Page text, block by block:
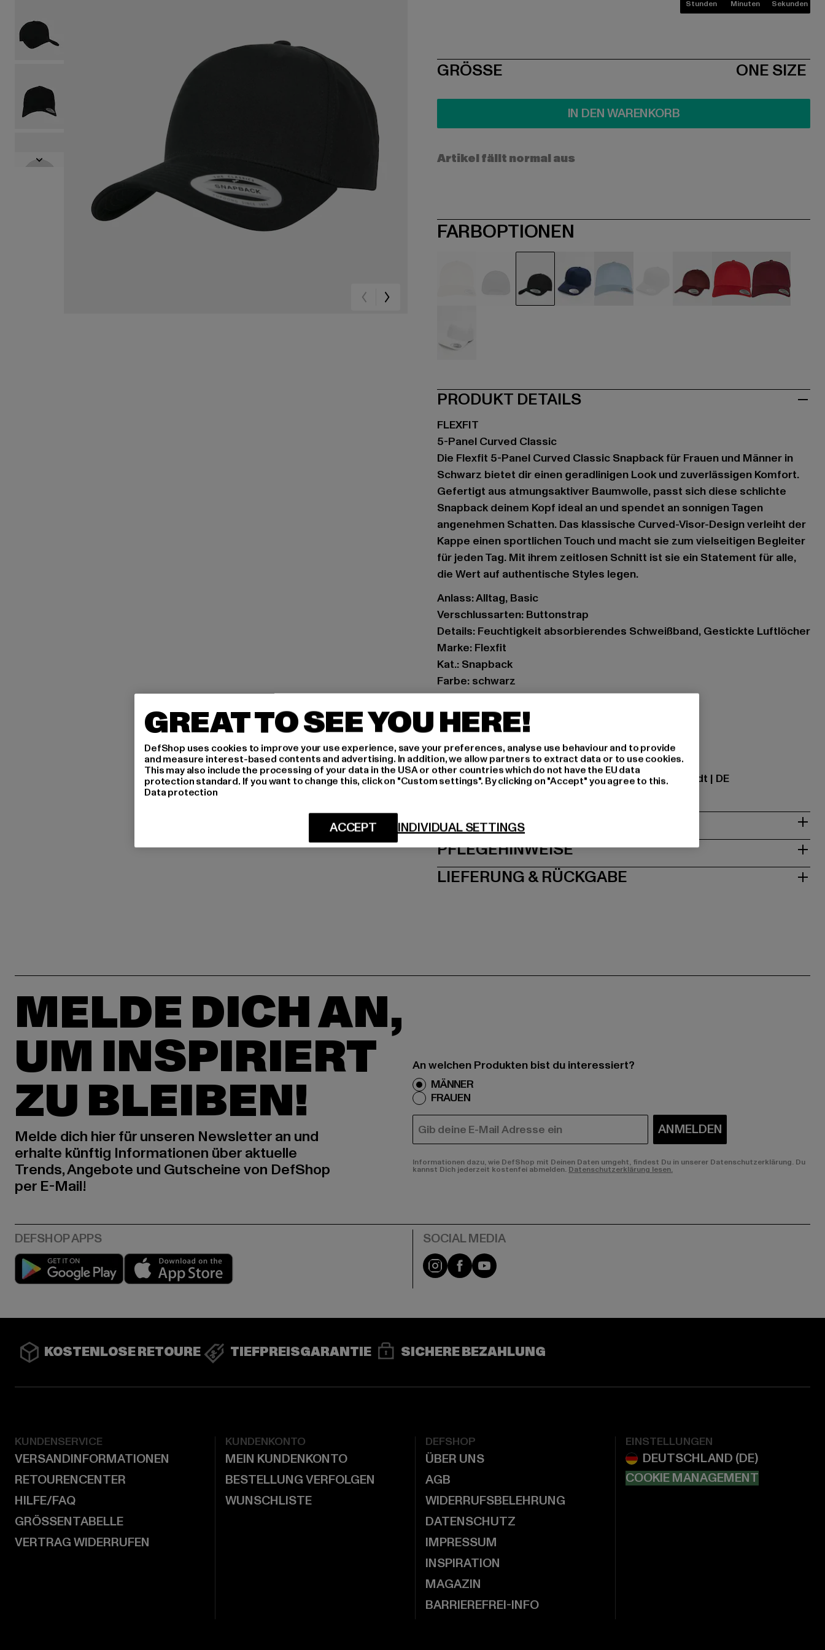
Stunden Minuten Sekunden
SIZE
GRÖSSE ONE SIZE
IN DEN WARENKORB
Artikel fällt normal aus
FARBOPTIONEN
PRODUKT DETAILS
FLEXFIT
5-Panel Curved Classic
Die Flexfit 5-Panel Curved Classic Snapback für Frauen und Männer in
Schwarz bietet dir einen geradlinigen Look und zuverlässigen Komfort.
Gefertigt aus atmungsaktiver Baumwolle, passt sich diese schlichte
Snapback deinem Kopf ideal an und spendet an sonnigen Tagen
angenehmen Schatten. Das klassische Curved-Visor-Design verleiht der
Kappe einen sportlichen Touch und macht sie zum vielseitigen Begleiter
für jeden Tag. Mit ihrem zeitlosen Schnitt ist sie ein Statement für alle,
die Wert auf authentische Styles legen.
Anlass: Alltag, Basic
Verschlussarten: Buttonstrap
Details: Feuchtigkeit absorbierendes Schweißband, Gestickte Luftlöcher
Marke: Flexfit
Kat.: Snapback
Farbe: schwarz
Hersteller Farbe: black
Materialzusammensetzung: 100% Baumwolle
Art.Nr: 7707-00007
Hersteller: TB International GmbH |info@tbint.de
Dr.-Robert-Murjahn-Straße 7 | 64372 Ober-Ramstadt | DE
GRÖSSE & PASSFORM
PFLEGEHINWEISE
LIEFERUNG & RÜCKGABE
MELDE DICH AN,
UM INSPIRIERT
ZU BLEIBEN!
Melde dich hier für unseren Newsletter an und
erhalte künftig Informationen über aktuelle
Trends, Angebote und Gutscheine von DefShop
per E-Mail!
An welchen Produkten bist du interessiert?
MÄNNER
FRAUEN
E-MAIL ANMELDEN
Informationen dazu, wie DefShop mit Deinen Daten umgeht, findest Du in unserer Datenschutzerklärung. Du
kannst Dich jederzeit kostenfei abmelden. Datenschutzerklärung lesen.
Play market Instagram
FacebookYouTube
KOSTENLOSE RETOURE TIEFPREISGARANTIE SICHERE BEZAHLUNG
KUNDENSERVICE
VERSANDINFORMATIONEN
RETOURENCENTER
HILFE/FAQ
GRÖSSENTABELLE
VERTRAG WIDERRUFEN
KUNDENKONTO
MEIN KUNDENKONTO
BESTELLUNG VERFOLGEN
WUNSCHLISTE
DEFSHOP
ÜBER UNS
AGB
WIDERRUFSBELEHRUNG
DATENSCHUTZ
IMPRESSUM
INSPIRATION
MAGAZIN
BARRIEREFREI-INFO
EINSTELLUNGEN
COOKIE MANAGEMENT
GREAT TO SEE YOU HERE!
DefShop uses cookies to improve your use experience, save your preferences, analyse use behaviour and to provide
and measure interest-based contents and advertising. In addition, we allow partners to extract data or to use cookies.
This may also include the processing of your data in the USA or other countries which do not have the EU data
protection standard. If you want to change this, click on "Custom settings". By clicking on "Accept" you agree to this.
Data protection
INDIVIDUAL SETTINGS
ACCEPT